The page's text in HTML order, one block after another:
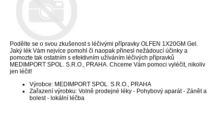
Podělte se o svou zkušenost s léčivými přípravky OLFEN 1X20GM Gel.
Jaký lék Vám nejvíce pomohl či naopak přinesl nežádoucí účinky a
pomozte tak ostatním s efektivním užíváním léčivých přípravků
MEDIMPORT SPOL. S.R.O., PRAHA. Chceme Vám pomoci vyléčit, nikoliv
jen léčit!
Výrobce: MEDIMPORT SPOL. S.R.O., PRAHA
Zařazení výrobku: Volně prodejné léky - Pohybový aparát - Zánět a
bolest - lokální léčba